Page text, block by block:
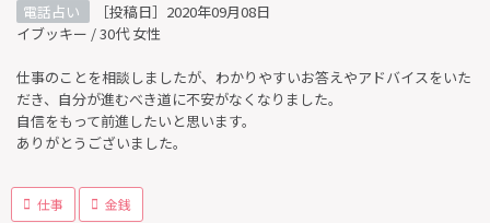
電話占い
［投稿日］2020年09月08日
イブッキー / 30代 女性
仕事のことを相談しましたが、わかりやすいお答えやアドバイスをいた
だき、自分が進むべき道に不安がなくなりました。
自信をもって前進したいと思います。
ありがとうございました。
仕事 金銭